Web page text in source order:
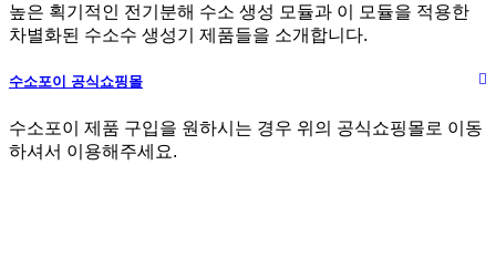
높은 획기적인 전기분해 수소 생성 모듈과 이 모듈을 적용한
차별화된 수소수 생성기 제품들을 소개합니다.
수소포이 공식쇼핑몰
수소포이 제품 구입을 원하시는 경우 위의 공식쇼핑몰로 이동
하셔서 이용해주세요.